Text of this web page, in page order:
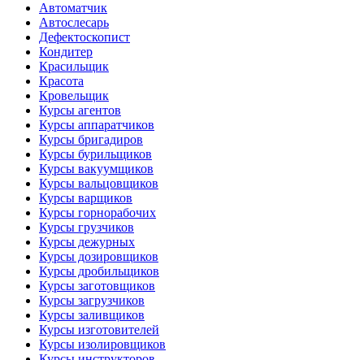
Автоматчик
Автослесарь
Дефектоскопист
Кондитер
Красильщик
Красота
Кровельщик
Курсы агентов
Курсы аппаратчиков
Курсы бригадиров
Курсы бурильщиков
Курсы вакуумщиков
Курсы вальцовщиков
Курсы варщиков
Курсы горнорабочих
Курсы грузчиков
Курсы дежурных
Курсы дозировщиков
Курсы дробильщиков
Курсы заготовщиков
Курсы загрузчиков
Курсы заливщиков
Курсы изготовителей
Курсы изолировщиков